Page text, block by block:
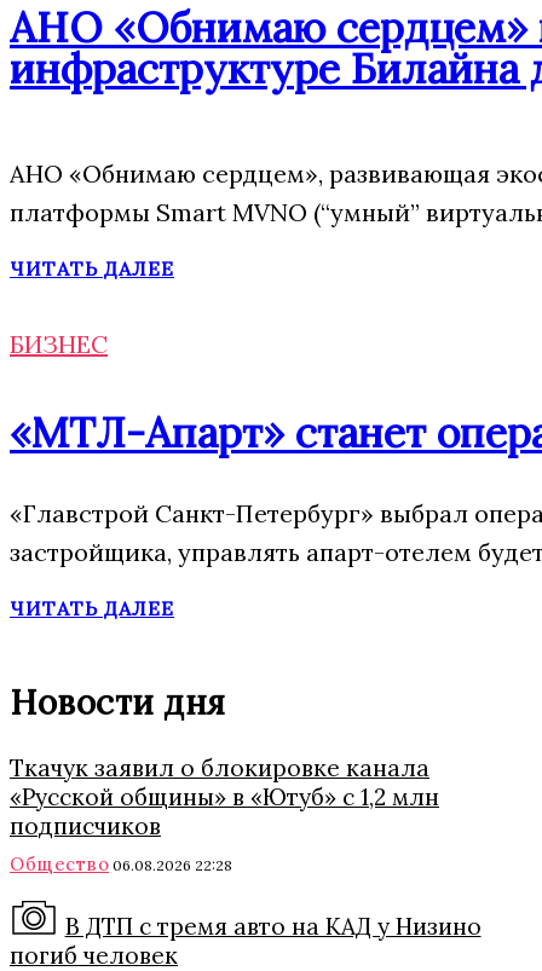
АНО «Обнимаю сердцем»
инфраструктуре
АНО «Обнимаю сердцем», развивающая
платформы Smart MVNO (“умный”
ЧИТАТЬ ДАЛЕЕ
БИЗНЕС
«МТЛ-Апарт» станет
«Главстрой Санкт-Петербург» выбрал
застройщика, управлять апарт-отелем
ЧИТАТЬ ДАЛЕЕ
Новости дня
Ткачук заявил о блокировке канала
«Русской общины» в «Ютуб» с 1,2 млн
подписчиков
Общество 06.08.2026 22:28
В ДТП с тремя авто на КАД у Низино
погиб человек